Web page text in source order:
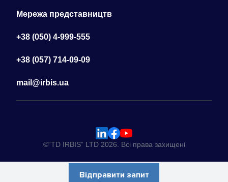
Відправити запит
Мережа представництв
+38 (050) 4-999-555
+38 (057) 714-09-09
mail@irbis.ua
©“TD IRBIS” LTD 2026. Всі права захищені